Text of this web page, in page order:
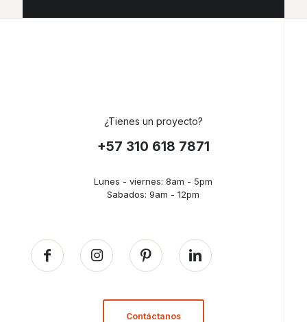
¿Tienes un proyecto?
+57 310 618 7871
Lunes - viernes: 8am - 5pm
Sabados: 9am - 12pm
Contáctanos